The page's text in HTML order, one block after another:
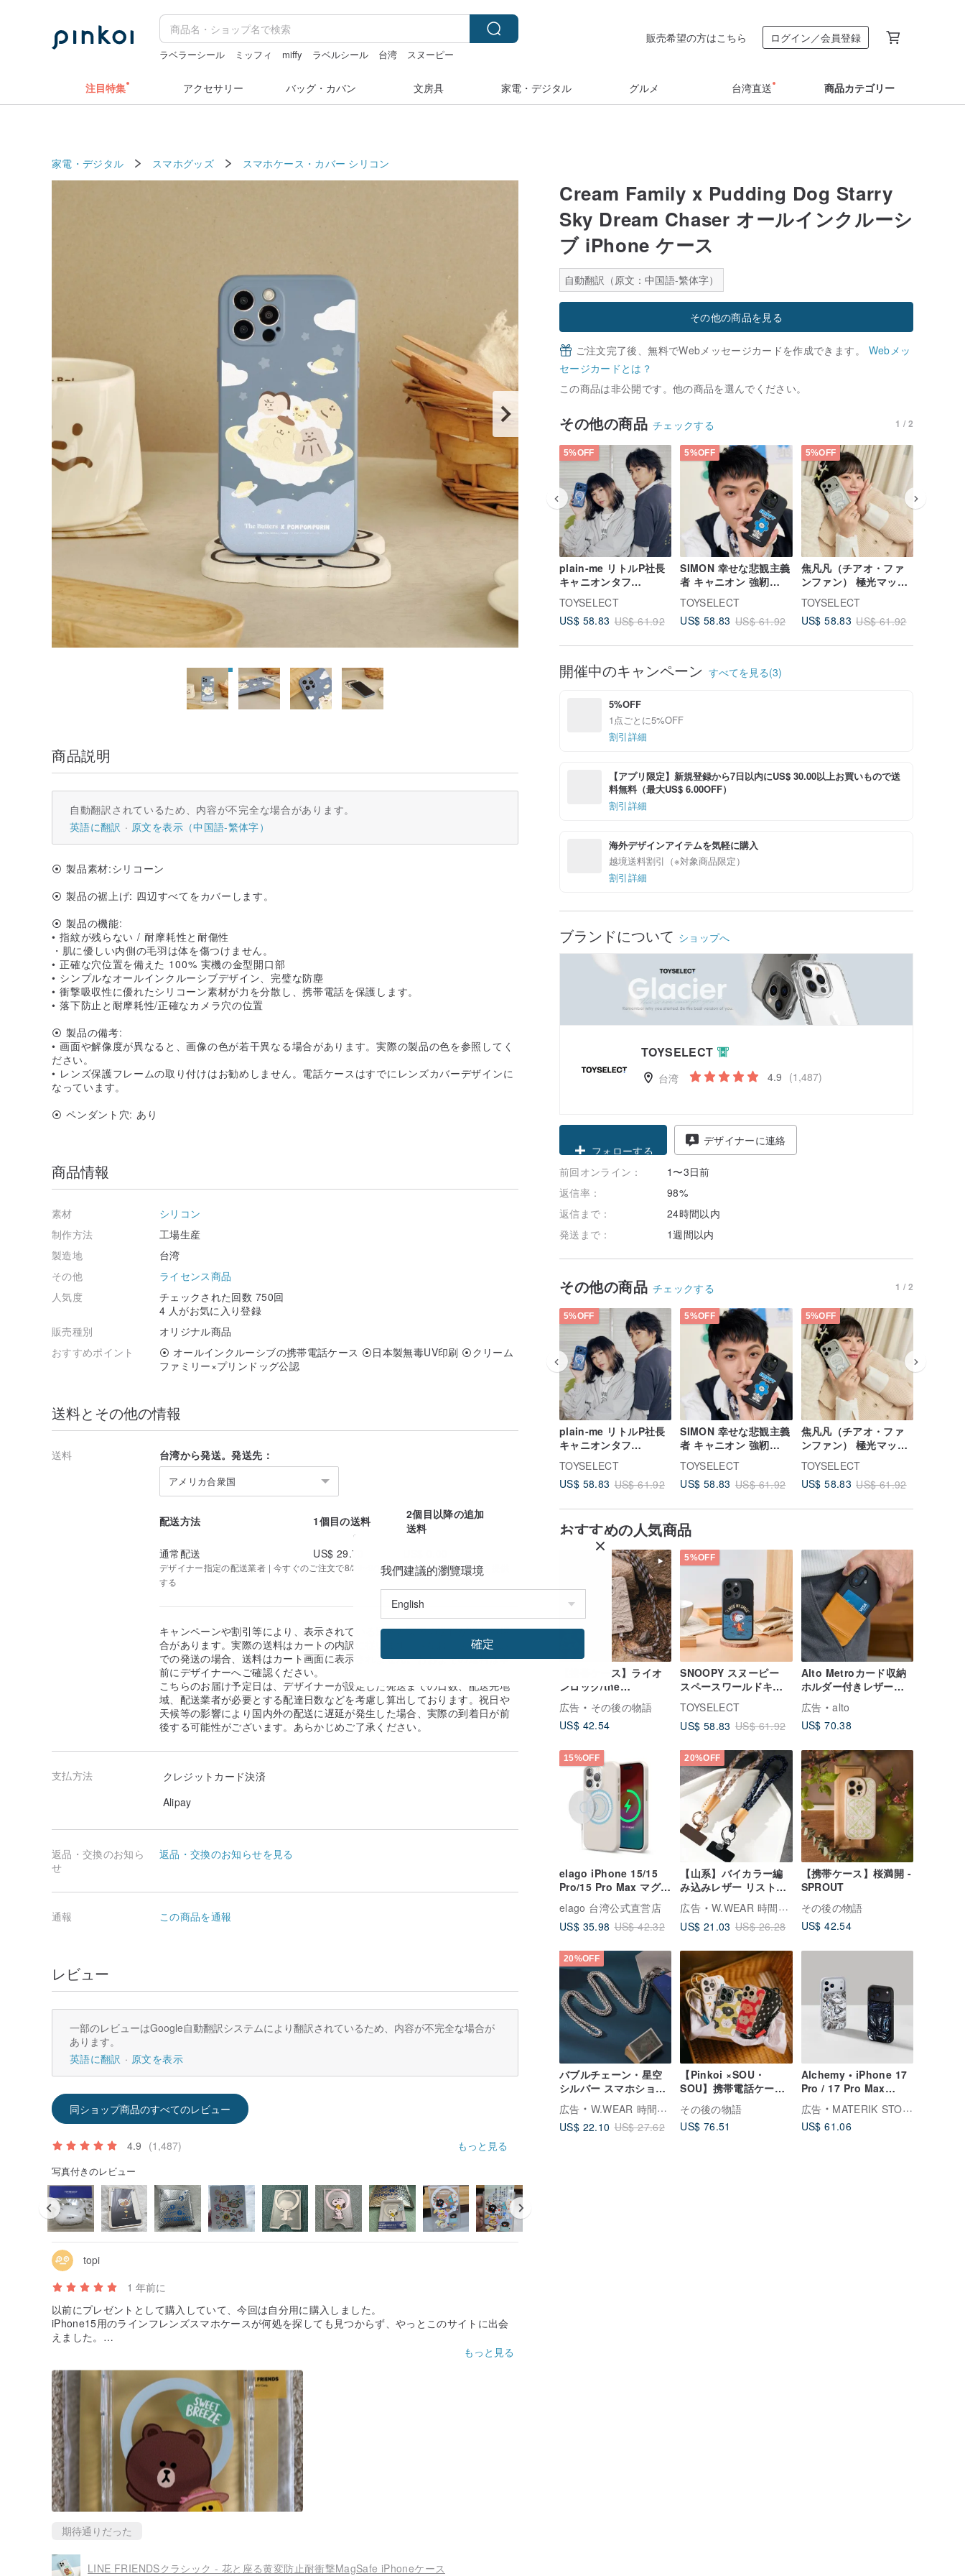
ラベラーシール ミッフィ miffy ラベルシール 台湾
スヌーピー
販売希望の方はこちら ログイン／会員登録
注目特集 アクセサリー バッグ・カバン 文房具 家電・デジタル グルメ 台湾直送 商品カテゴリー
家電・デジタル スマホグッズ スマホケース・カバー シリコン
Cream Family x Pudding Dog Starry
Sky Dream Chaser オールインクルーシ
ブ iPhone ケース
自動翻訳（原文：中国語-繁体字）
その他の商品を見る
ご注文完了後、無料でWebメッセージカードを作成できます。 Webメッ
セージカードとは？
この商品は非公開です。他の商品を選んでください。
その他の商品 チェックする 1 / 2
5%OFF
plain-me リトルP社長
キャニオンタフ
ス - リトルPフェイス
TOYSELECT
US$ 58.83 US$ 61.92
5%OFF
SIMON 幸せな悲観主義
者 キャニオン 強靭
ス
TOYSELECT
US$ 58.83 US$ 61.92
5%OFF
焦凡凡（チアオ・ファ
ンファン） 極光マット
iPhoneケース
TOYSELECT
US$ 58.83 US$ 61.92
開催中のキャンペーン すべてを見る(3)
5%OFF
1点ごとに5%OFF
割引詳細
【アプリ限定】新規登録から7日以内にUS$ 30.00以上お買いもので送
料無料（最大US$ 6.00OFF）
割引詳細
海外デザインアイテムを気軽に購入
越境送料割引（※対象商品限定）
割引詳細
ブランドについて ショップへ
TOYSELECT
台湾 4.9 (1,487)
フォローする
デザイナーに連絡
前回オンライン：
1〜3日前
返信率：
98%
返信まで：
24時間以内
発送まで：
1週間以内
その他の商品 チェックする 1 / 2
5%OFF
plain-me リトルP社長
キャニオンタフ
MagSafe iPhoneケー
ス - リトルPフェイス
TOYSELECT
US$ 58.83 US$ 61.92
5%OFF
SIMON 幸せな悲観主義
者 キャニオン 強靭
MagSafe iPhoneケー
ス
TOYSELECT
US$ 58.83 US$ 61.92
5%OFF
焦凡凡（チアオ・ファ
ンファン） 極光マット
クリア MagSafe
iPhoneケース
TOYSELECT
US$ 58.83 US$ 61.92
おすすめの人気商品
【携帯ケース】ライオ
ンロック/the
CONTOUR - DUNE
広告
その後の物語
US$ 42.54
5%OFF
SNOOPY スヌーピー
スペースワールドキャ
ニオン ストロング
MagSafe iPhone ケー
ス
TOYSELECT
US$ 58.83 US$ 61.92
Alto Metroカード収納
ホルダー付きレザース
マホケース - キャラメ
ルオレンジ / ブラック
iPhone 17/Air/Pro/Pro
広告
alto
US$ 70.38
15%OFF
elago iPhone 15/15
Pro/15 Pro Max マグネ
ット搭載シリコンケー
ス MagSafe 対応
elago 台湾公式直営店
US$ 35.98 US$ 42.32
20%OFF
【山系】バイカラー編
み込みレザー リストス
トラップ スマホショル
ダーストラップ
広告
W.WEAR 時間をまとう
US$ 21.03 US$ 26.28
【携帯ケース】桜満開 -
SPROUT
その後の物語
US$ 42.54
20%OFF
バブルチェーン・星空
シルバー スマホショル
ダーストラップ
広告
W.WEAR 時間をまとう
US$ 22.10 US$ 27.62
【Pinkoi ×SOU・
SOU】携帯電話ケース
福袋/セット
その後の物語
US$ 76.51
Alchemy • iPhone 17
Pro / 17 Pro Max
MagSafe対応スマホケ
ース
広告
MATERIK STORY
US$ 61.06
商品説明
自動翻訳されているため、内容が不完全な場合があります。
英語に翻訳
原文を表示（中国語-繁体字）
⦿ 製品素材:シリコーン
⦿ 製品の裾上げ: 四辺すべてをカバーします。
⦿ 製品の機能:
• 指紋が残らない / 耐摩耗性と耐傷性
・肌に優しい内側の毛羽は体を傷つけません。
• 正確な穴位置を備えた 100% 実機の金型開口部
• シンプルなオールインクルーシブデザイン、完璧な防塵
• 衝撃吸収性に優れたシリコーン素材が力を分散し、携帯電話を保護します。
• 落下防止と耐摩耗性/正確なカメラ穴の位置
⦿ 製品の備考:
• 画面や解像度が異なると、画像の色が若干異なる場合があります。実際の製品の色を参照してく
ださい。
• レンズ保護フレームの取り付けはお勧めしません。電話ケースはすでにレンズカバーデザインに
なっています。
⦿ ペンダント穴: あり
商品情報
素材
シリコン
制作方法
工場生産
製造地
台湾
その他
ライセンス商品
人気度
チェックされた回数 750回
4 人がお気に入り登録
販売種別
オリジナル商品
おすすめポイント
⦿ オールインクルーシブの携帯電話ケース ⦿日本製無毒UV印刷 ⦿クリーム
ファミリー×プリンドッグ公認
送料とその他の情報
送料 台湾から発送。発送先：
アメリカ合衆国
配送方法 1個目の送料
2個目以降の追加
送料
通常配送
US$ 29.70
デザイナー指定の配送業者 | 今すぐのご注文で8/29~9/14にお届け予定 | 追跡番号を提供
する
キャンペーンや割引等により、表示されている送料と実際の送料が異なる場
合があります。実際の送料はカートの内訳に従います。 ※なお、送料着払い
での発送の場合、送料はカート画面に表示されません。おおよその送料は事
前にデザイナーへご確認ください。
こちらのお届け予定日は、デザイナーが設定した発送までの日数、配送先地
域、配送業者が必要とする配達日数などを考慮し算出しております。祝日や
天候等の影響により国内外の配送に遅延が発生した場合、実際の到着日が前
後する可能性がございます。あらかじめご了承ください。
支払方法
クレジットカード決済
Alipay
返品・交換のお知ら
せ
返品・交換のお知らせを見る
通報 この商品を通報
レビュー
一部のレビューはGoogle自動翻訳システムにより翻訳されているため、内容が不完全な場合が
あります。
英語に翻訳
原文を表示
同ショップ商品のすべてのレビュー
4.9 (1,487) もっと見る
写真付きのレビュー
topi
1 年前に
以前にプレゼントとして購入していて、今回は自分用に購入しました。
iPhone15用のラインフレンズスマホケースが何処を探しても見つからず、やっとこのサイトに出会
えました。
もっと見る
期待通りだった
LINE FRIENDSクラシック - 花と座る黄変防止耐衝撃MagSafe iPhoneケース
我們建議的瀏覽環境
確定